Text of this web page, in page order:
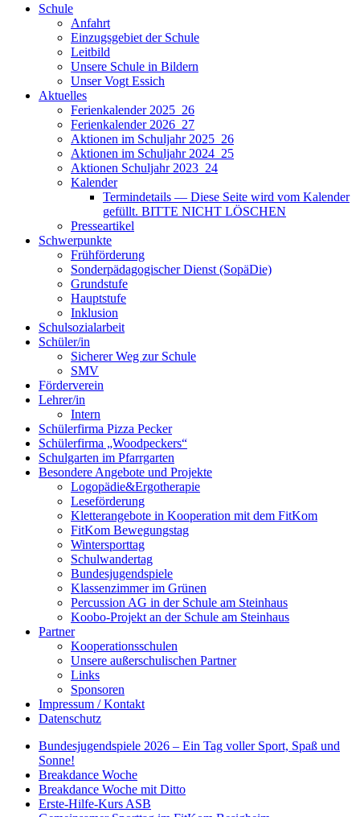
Schule
Anfahrt
Einzugsgebiet der Schule
Leitbild
Unsere Schule in Bildern
Unser Vogt Essich
Aktuelles
Ferienkalender 2025_26
Ferienkalender 2026_27
Aktionen im Schuljahr 2025_26
Aktionen im Schuljahr 2024_25
Aktionen Schuljahr 2023_24
Kalender
Termindetails — Diese Seite wird vom Kalender
gefüllt. BITTE NICHT LÖSCHEN
Presseartikel
Schwerpunkte
Frühförderung
Sonderpädagogischer Dienst (SopäDie)
Grundstufe
Hauptstufe
Inklusion
Schulsozialarbeit
Schüler/in
Sicherer Weg zur Schule
SMV
Förderverein
Lehrer/in
Intern
Schülerfirma Pizza Pecker
Schülerfirma „Woodpeckers“
Schulgarten im Pfarrgarten
Besondere Angebote und Projekte
Logopädie&Ergotherapie
Leseförderung
Kletterangebote in Kooperation mit dem FitKom
FitKom Bewegungstag
Wintersporttag
Schulwandertag
Bundesjugendspiele
Klassenzimmer im Grünen
Percussion AG in der Schule am Steinhaus
Koobo-Projekt an der Schule am Steinhaus
Partner
Kooperationsschulen
Unsere außerschulischen Partner
Links
Sponsoren
Impressum / Kontakt
Datenschutz
Bundesjugendspiele 2026 – Ein Tag voller Sport, Spaß und
Sonne!
Breakdance Woche
Breakdance Woche mit Ditto
Erste-Hilfe-Kurs ASB